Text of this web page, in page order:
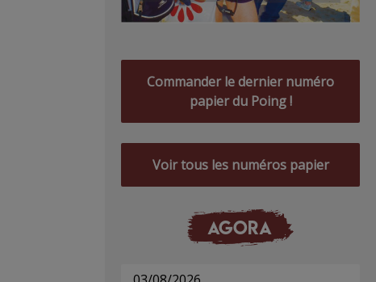
Commander le dernier numéro
papier du Poing !
Voir tous les numéros papier
AGORA